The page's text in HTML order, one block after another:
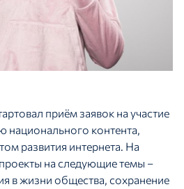
приём заявок на участие
национального контента,
развития интернета. На
на следующие темы –
в жизни общества, сохранение